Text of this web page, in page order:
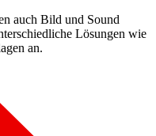
auch Bild und Sound
Lösungen wie
an.